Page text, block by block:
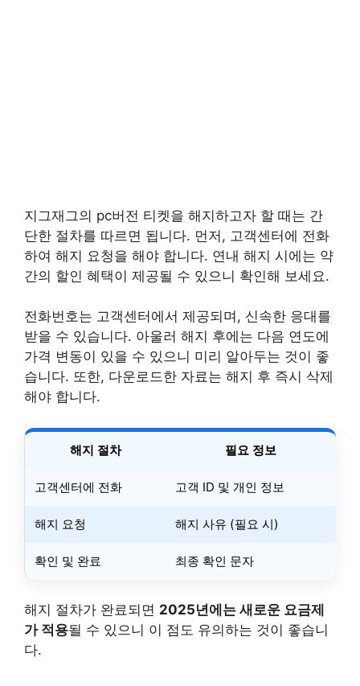
지그재그의 pc버전 티켓을 해지하고자 할 때는 간
단한 절차를 따르면 됩니다. 먼저, 고객센터에 전화
하여 해지 요청을 해야 합니다. 연내 해지 시에는 약
간의 할인 혜택이 제공될 수 있으니 확인해 보세요.
전화번호는 고객센터에서 제공되며, 신속한 응대를
받을 수 있습니다. 아울러 해지 후에는 다음 연도에
가격 변동이 있을 수 있으니 미리 알아두는 것이 좋
습니다. 또한, 다운로드한 자료는 해지 후 즉시 삭제
해야 합니다.
해지 절차 필요 정보
고객센터에 전화 고객 ID 및 개인 정보
해지 요청 해지 사유 (필요 시)
확인 및 완료 최종 확인 문자
해지 절차가 완료되면 2025년에는 새로운 요금제
가 적용될 수 있으니 이 점도 유의하는 것이 좋습니
다.